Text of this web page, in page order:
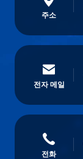
주소
전자 메일
전화